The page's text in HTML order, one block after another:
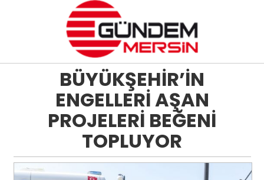
BÜYÜKŞEHİR’İN
ENGELLERİ AŞAN
PROJELERİ BEĞENİ
TOPLUYOR